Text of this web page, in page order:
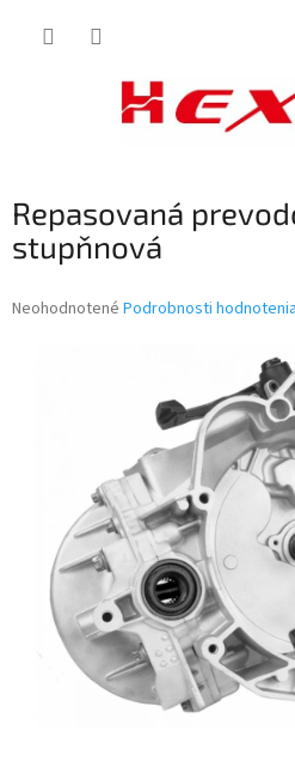
Repasovaná
stupňnová
Priemerné
Neohodnotené Podrobnosti hodnotenia